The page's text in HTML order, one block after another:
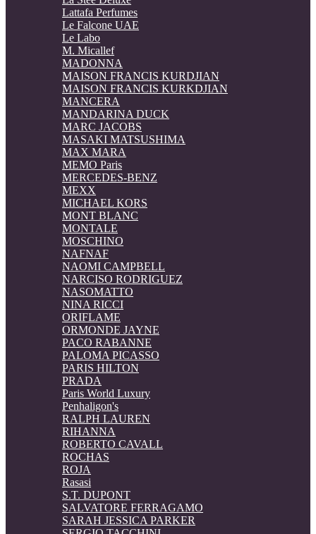
Lattafa Perfumes
Le Falcone UAE
Le Labo
M. Micallef
MADONNA
MAISON FRANCIS KURDJIAN
MAISON FRANCIS KURKDJIAN
MANCERA
MANDARINA DUCK
MARC JACOBS
MASAKI MATSUSHIMA
MAX MARA
MEMO Paris
MERCEDES-BENZ
MEXX
MICHAEL KORS
MONT BLANC
MONTALE
MOSCHINO
NAFNAF
NAOMI CAMPBELL
NARCISO RODRIGUEZ
NASOMATTO
NINA RICCI
ORIFLAME
ORMONDE JAYNE
PACO RABANNE
PALOMA PICASSO
PARIS HILTON
PRADA
Paris World Luxury
Penhaligon's
RALPH LAUREN
RIHANNA
ROBERTO CAVALL
ROCHAS
ROJA
Rasasi
S.T. DUPONT
SALVATORE FERRAGAMO
SARAH JESSICA PARKER